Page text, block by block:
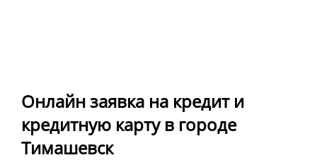
Онлайн заявка на кредит и
кредитную карту в городе
Тимашевск